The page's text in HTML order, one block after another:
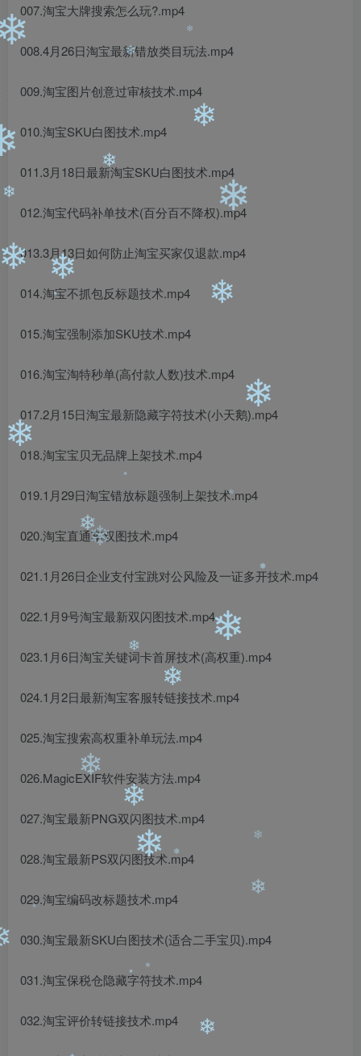
007.淘宝大牌搜索怎么玩?.mp4
008.4月26日淘宝最新错放类目玩法.mp4
009.淘宝图片创意过审核技术.mp4
010.淘宝SKU白图技术.mp4
011.3月18日最新淘宝SKU白图技术.mp4
012.淘宝代码补单技术(百分百不降权).mp4
013.3月13日如何防止淘宝买家仅退款.mp4
014.淘宝不抓包反标题技术.mp4
015.淘宝强制添加SKU技术.mp4
016.淘宝淘特秒单(高付款人数)技术.mp4
017.2月15日淘宝最新隐藏字符技术(小天鹅).mp4
018.淘宝宝贝无品牌上架技术.mp4
019.1月29日淘宝错放标题强制上架技术.mp4
020.淘宝直通车双图技术.mp4
021.1月26日企业支付宝跳对公风险及一证多开技术.mp4
022.1月9号淘宝最新双闪图技术.mp4
023.1月6日淘宝关键词卡首屏技术(高权重).mp4
024.1月2日最新淘宝客服转链接技术.mp4
025.淘宝搜索高权重补单玩法.mp4
026.MagicEXIF软件安装方法.mp4
027.淘宝最新PNG双闪图技术.mp4
028.淘宝最新PS双闪图技术.mp4
029.淘宝编码改标题技术.mp4
030.淘宝最新SKU白图技术(适合二手宝贝).mp4
031.淘宝保税仓隐藏字符技术.mp4
032.淘宝评价转链接技术.mp4
❄
❄
❄
❄
❄
❄ ❄
❄
❄
❄
❄
❄
❄
❄
❄
❄
❄
❄